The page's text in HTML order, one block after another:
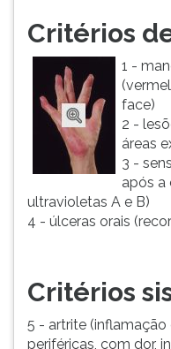
Critérios
1 -
face)
2 -
áreas
3 -
após a
ultravioletas A e B)
4 - úlceras orais
Critérios
5 - artrite (inflamação
periféricas, com dor,